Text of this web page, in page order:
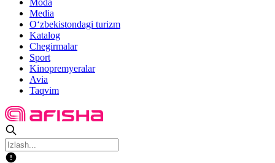
Moda
Media
O‘zbekistondagi turizm
Katalog
Chegirmalar
Sport
Kinopremyeralar
Avia
Taqvim